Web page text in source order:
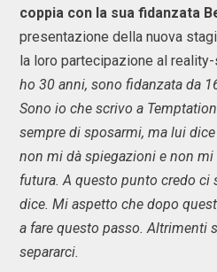
coppia con la sua fidanzata
presentazione della nuova
la loro partecipazione al reality-
ho 30 anni, sono fidanzata da
Sono io che scrivo a
sempre di sposarmi, ma lui
non mi dà spiegazioni e non
futura. A questo punto credo ci
dice. Mi aspetto che dopo
a fare questo passo. Altrimenti
separarci.